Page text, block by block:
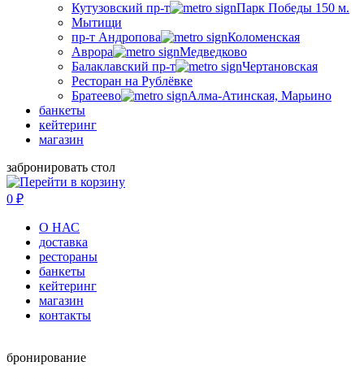
Кутузовский пр-т
Парк Победы 150 м.
Мытищи
пр-т Андропова
Коломенская
Аврора
Медведково
Балаклавский пр-т
Чертановская
Ресторан на Рублёвке
Братеево
Алма-Атинская, Марьино
банкеты
кейтеринг
магазин
забронировать стол
0 ₽
О НАС
доставка
рестораны
банкеты
кейтеринг
магазин
контакты
бронирование